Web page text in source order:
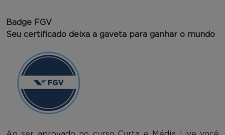
Badge FGV
Seu certificado deixa a gaveta para ganhar o mundo